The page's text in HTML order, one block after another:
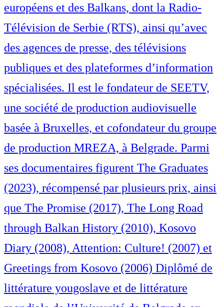
européens et des Balkans, dont la Radio-
Télévision de Serbie (RTS), ainsi qu’avec
des agences de presse, des télévisions
publiques et des plateformes d’information
spécialisées. Il est le fondateur de SEETV,
une société de production audiovisuelle
basée à Bruxelles, et cofondateur du groupe
de production MREZA, à Belgrade. Parmi
ses documentaires figurent The Graduates
(2023), récompensé par plusieurs prix, ainsi
que The Promise (2017), The Long Road
through Balkan History (2010), Kosovo
Diary (2008), Attention: Culture! (2007) et
Greetings from Kosovo (2006) Diplômé de
littérature yougoslave et de littérature